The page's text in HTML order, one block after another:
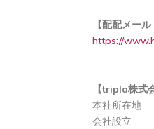
【配配メー
https://
【tripla株式
本社所在地
会社設立